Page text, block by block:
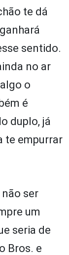
te dá
sentido.
no ar
o
é
duplo, já
te empurrar
ser
um
seria de
Bros. e